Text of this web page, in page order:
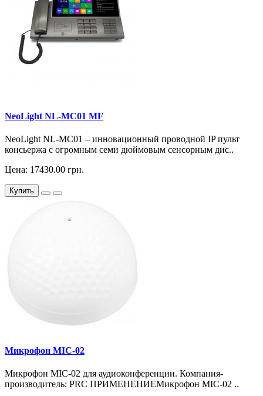
NeoLight NL-MC01 MF
NeoLight NL-MC01 – инновационный проводной IP пульт
консьержа с огромным семи дюймовым сенсорным дис..
Цена: 17430.00 грн.
Купить
Микрофон MIC-02
Микрофон MIC-02 для аудиоконференции. Компания-
производитель: PRC ПРИМЕНЕНИЕМикрофон MIC-02 ..